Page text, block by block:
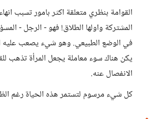
القوامة بنظري متعلقة اكثر بامور تسبب
المشتركة واولها الطلاق! فهو - الرجل -
في الوضع الطبيعي. وهو شيء يصعب عليه
يكن هناك سوء معاملة يجعل المرأة تذهب
الانفصال عنه.
كل شيء مرسوم لتستمر هذه الحياة رغم